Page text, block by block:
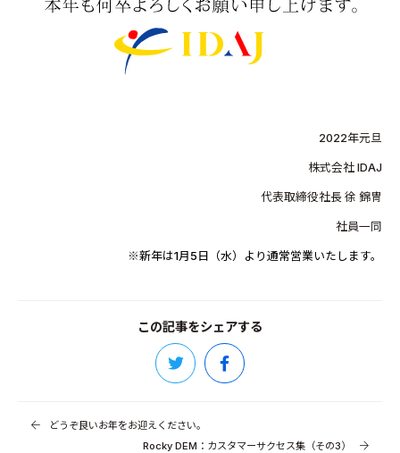
2022年元旦
株式会社 IDAJ
代表取締役社長 徐 錦冑
社員一同
※新年は1月5日（水）より通常営業いたします。
この記事をシェアする
どうぞ良いお年をお迎えください。
Rocky DEM：カスタマーサクセス集（その3）